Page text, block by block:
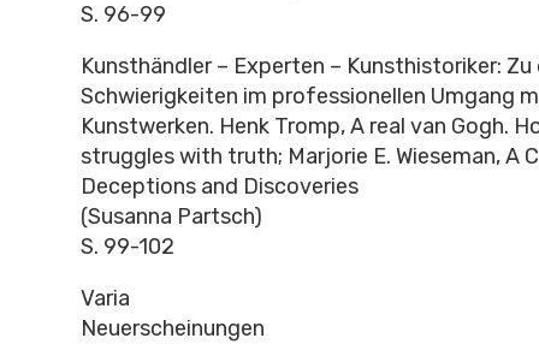
S. 96-99
Kunsthändler – Experten – Kunsthistoriker: Zu
Schwierigkeiten im professionellen Umgang
Kunstwerken. Henk Tromp, A real van Gogh.
struggles with truth; Marjorie E. Wieseman, A
Deceptions and Discoveries
(Susanna Partsch)
S. 99-102
Varia
Neuerscheinungen